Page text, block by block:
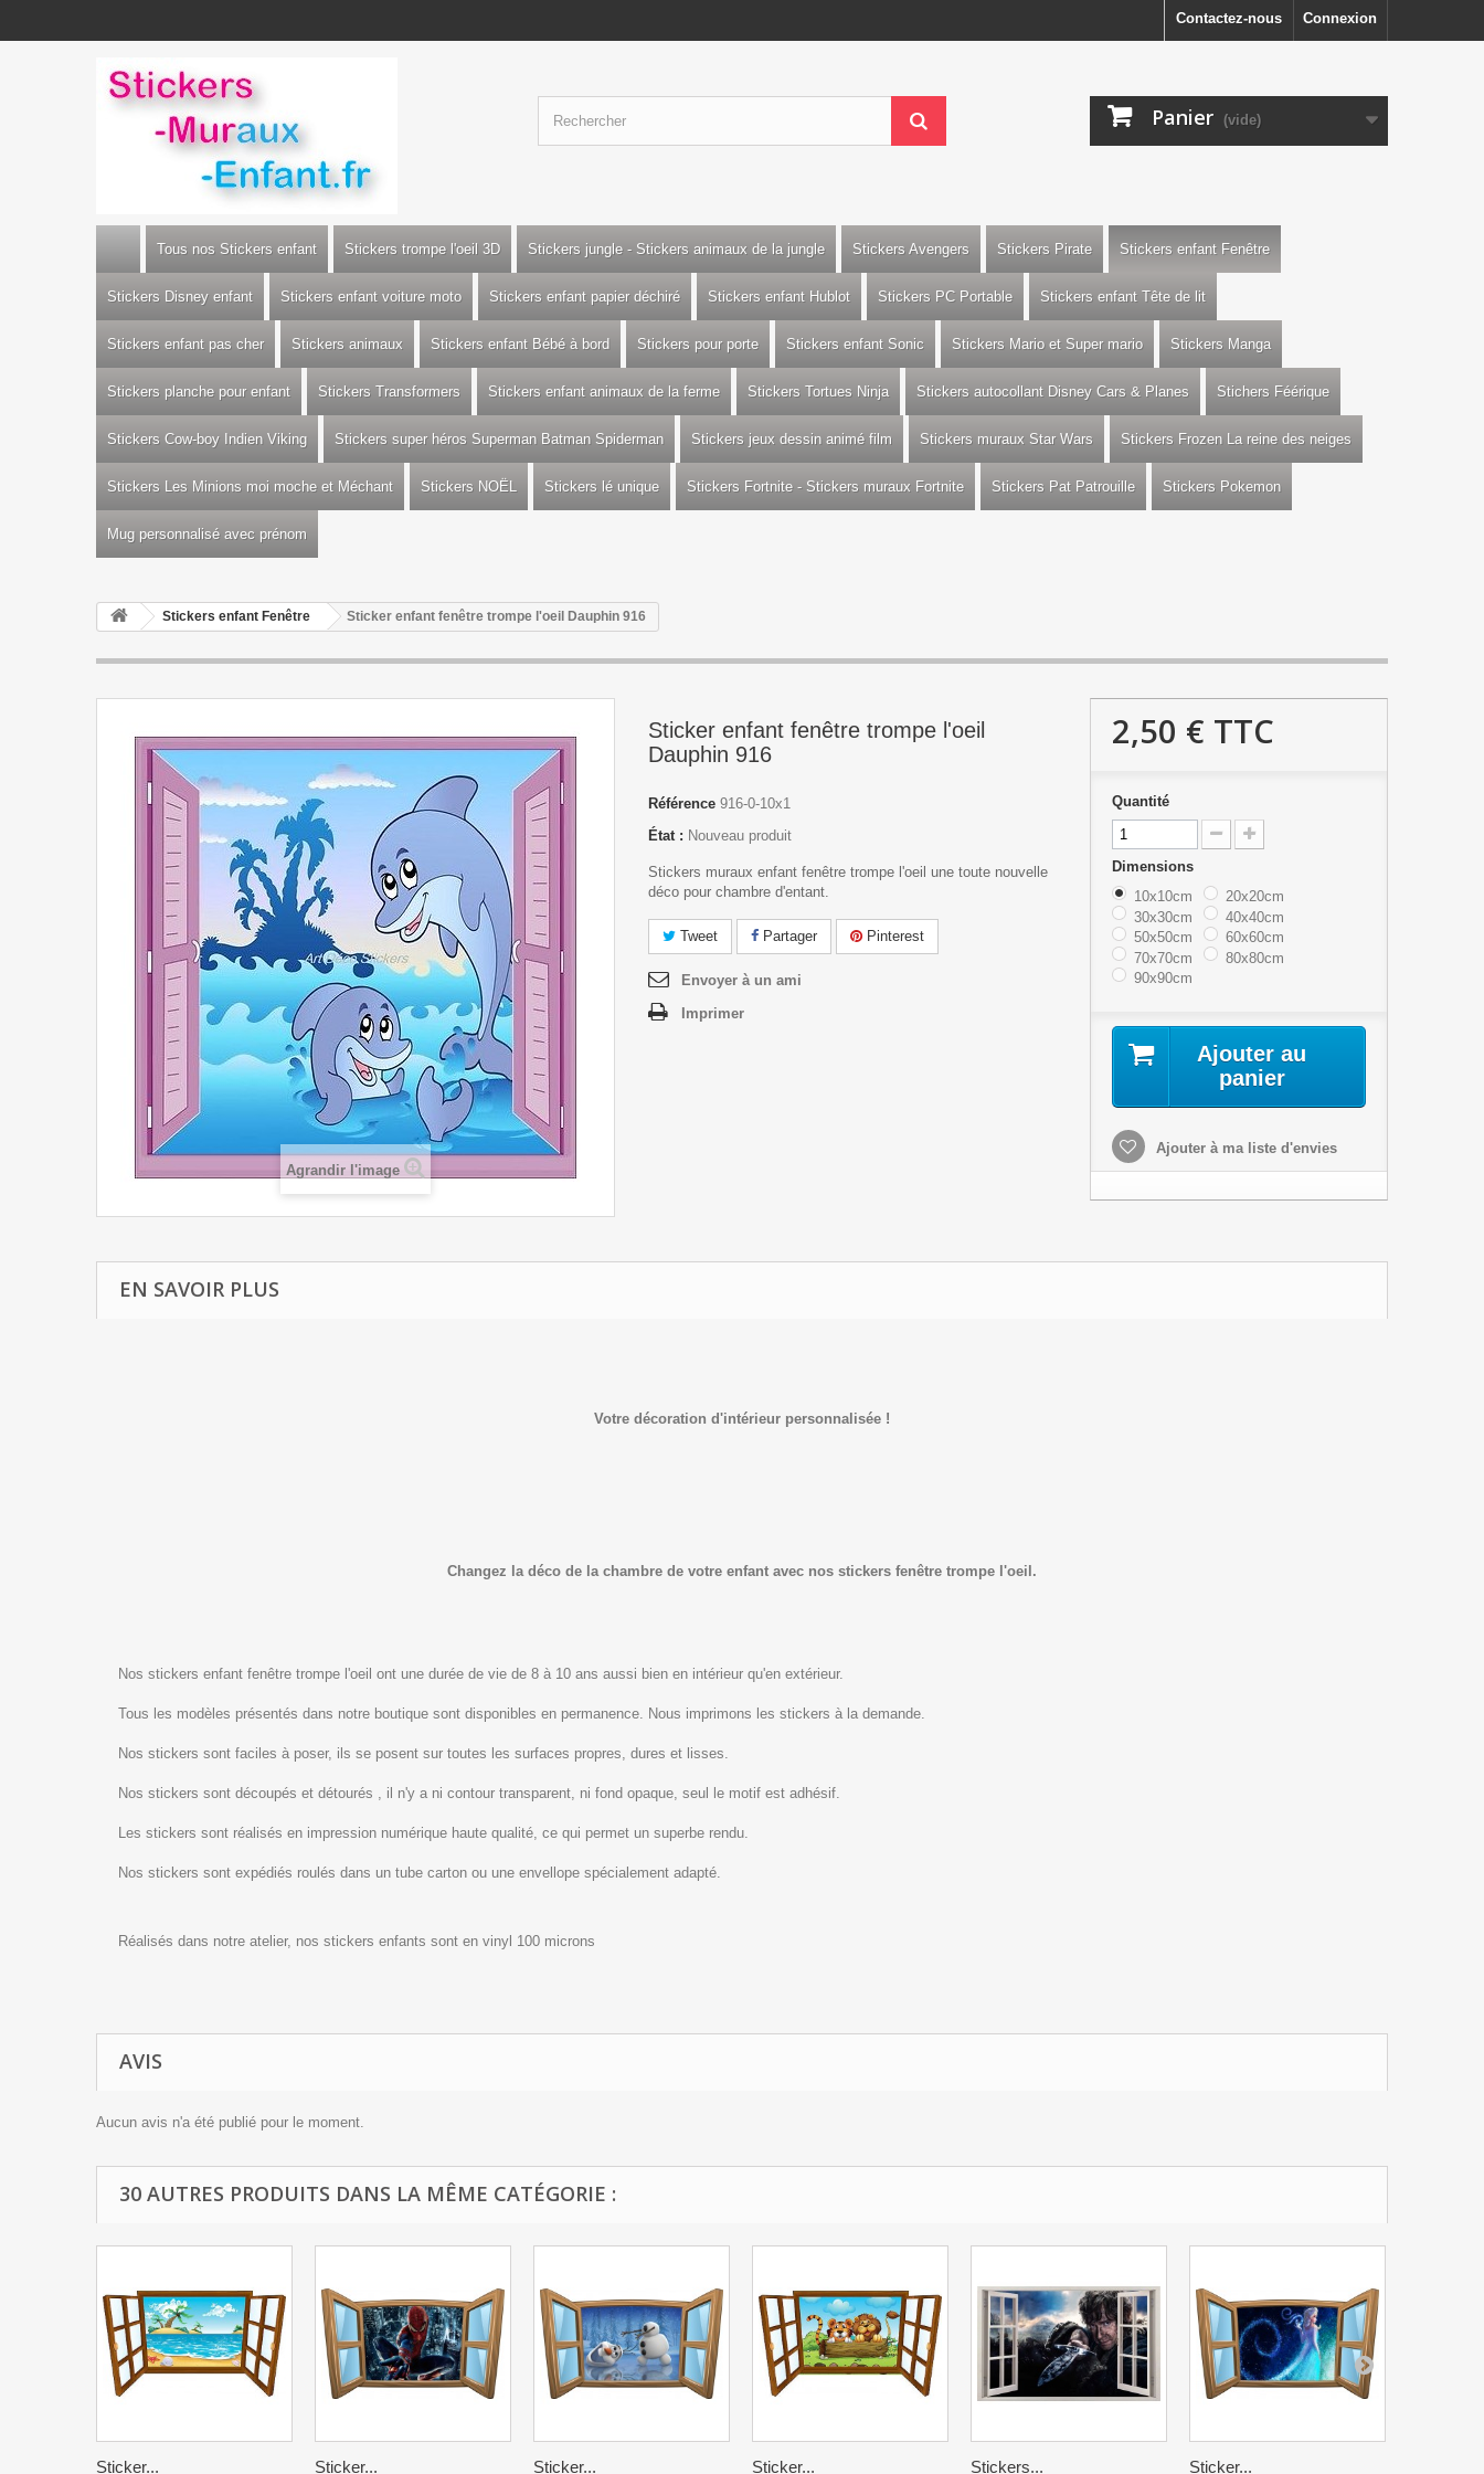
Connexion
Contactez-nous
Panier (vide)
Tous nos Stickers enfant Stickers trompe l'oeil 3D Stickers jungle - Stickers animaux de la jungle Stickers Avengers Stickers Pirate Stickers enfant Fenêtre
Stickers Disney enfant Stickers enfant voiture moto Stickers enfant papier déchiré Stickers enfant Hublot Stickers PC Portable Stickers enfant Tête de lit
Stickers enfant pas cher Stickers animaux Stickers enfant Bébé à bord Stickers pour porte Stickers enfant Sonic Stickers Mario et Super mario Stickers Manga
Stickers planche pour enfant Stickers Transformers Stickers enfant animaux de la ferme Stickers Tortues Ninja Stickers autocollant Disney Cars & Planes Stichers Féérique
Stickers Cow-boy Indien Viking Stickers super héros Superman Batman Spiderman Stickers jeux dessin animé film Stickers muraux Star Wars Stickers Frozen La reine des neiges
Stickers Les Minions moi moche et Méchant Stickers NOËL Stickers lé unique Stickers Fortnite - Stickers muraux Fortnite Stickers Pat Patrouille Stickers Pokemon
Mug personnalisé avec prénom
Stickers enfant Fenêtre Sticker enfant fenêtre trompe l'oeil Dauphin 916
Agrandir l'image
Sticker enfant fenêtre trompe l'oeil
Dauphin 916
Référence 916-0-10x1
État : Nouveau produit
Stickers muraux enfant fenêtre trompe l'oeil une toute nouvelle
déco pour chambre d'entant.
Tweet Partager Pinterest
Envoyer à un ami
Imprimer
2,50 € TTC
Quantité
Dimensions
10x10cm
20x20cm
30x30cm
40x40cm
50x50cm
60x60cm
70x70cm
80x80cm
90x90cm
Ajouter au
panier
Ajouter à ma liste d'envies
EN SAVOIR PLUS
Votre décoration d'intérieur personnalisée !
Changez la déco de la chambre de votre enfant avec nos stickers fenêtre trompe l'oeil.
Nos stickers enfant fenêtre trompe l'oeil ont une durée de vie de 8 à 10 ans aussi bien en intérieur qu'en extérieur.
Tous les modèles présentés dans notre boutique sont disponibles en permanence. Nous imprimons les stickers à la demande.
Nos stickers sont faciles à poser, ils se posent sur toutes les surfaces propres, dures et lisses.
Nos stickers sont découpés et détourés , il n'y a ni contour transparent, ni fond opaque, seul le motif est adhésif.
Les stickers sont réalisés en impression numérique haute qualité, ce qui permet un superbe rendu.
Nos stickers sont expédiés roulés dans un tube carton ou une envellope spécialement adapté.
Réalisés dans notre atelier, nos stickers enfants sont en vinyl 100 microns
AVIS
Aucun avis n'a été publié pour le moment.
30 AUTRES PRODUITS DANS LA MÊME CATÉGORIE :
Sticker... Sticker... Sticker... Sticker... Stickers... Sticker...